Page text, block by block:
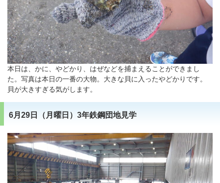
本日は、かに、やどかり、はぜなどを捕まえることができまし
た。写真は本日の一番の大物。大きな貝に入ったやどかりです。
貝が大きすぎる気がします。
6月29日（月曜日）3年鉄鋼団地見学